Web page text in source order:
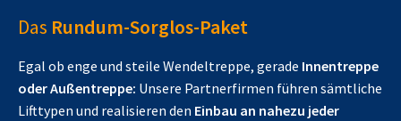
Das Rundum-Sorglos-Paket
Egal ob enge und steile Wendeltreppe, gerade Innentreppe
oder Außentreppe: Unsere Partnerfirmen führen sämtliche
Lifttypen und realisieren den Einbau an nahezu jeder